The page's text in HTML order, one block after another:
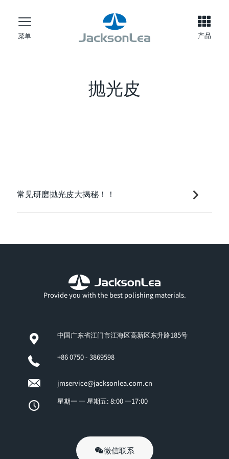
菜单 产品
抛光皮
常见研磨抛光皮大揭秘！！
Provide you with the best polishing materials.
中国广东省江门市江海区高新区东升路185号
+86 0750 - 3869598
jmservice@jacksonlea.com.cn
星期一 — 星期五: 8:00 —17:00
微信联系